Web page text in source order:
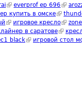
(link is external)
everprof ep 696 (link is
купить в омске(link is
(link is external)
игровое кресло(link is
в саратове(link is
black(link is external)
игровой стол